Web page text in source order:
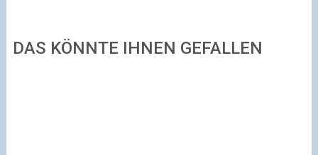
DAS KÖNNTE IHNEN GEFALLEN